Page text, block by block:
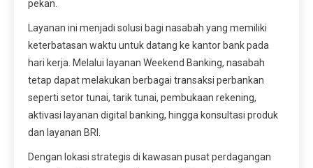
pekan.
Layanan ini menjadi solusi bagi nasabah yang memiliki
keterbatasan waktu untuk datang ke kantor bank pada
hari kerja. Melalui layanan Weekend Banking, nasabah
tetap dapat melakukan berbagai transaksi perbankan
seperti setor tunai, tarik tunai, pembukaan rekening,
aktivasi layanan digital banking, hingga konsultasi produk
dan layanan BRI.
Dengan lokasi strategis di kawasan pusat perdagangan